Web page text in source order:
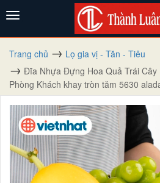
Trang chủ
Lọ gia vị - Tăn - Tiêu
Đĩa Nhựa Đựng Hoa Quả Trái Cây
Phòng Khách khay tròn tăm 5630